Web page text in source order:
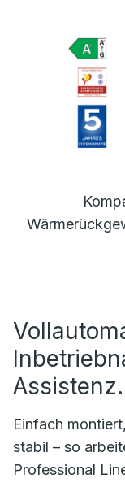
Assistenz.
Einfach
stabil – so
Professional